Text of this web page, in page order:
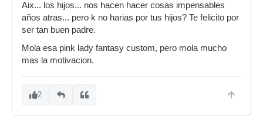
Aix... los hijos... nos hacen hacer cosas impensables
años atras... pero k no harias por tus hijos? Te felicito por
ser tan buen padre.
Mola esa pink lady fantasy custom, pero mola mucho
mas la motivacion.
2